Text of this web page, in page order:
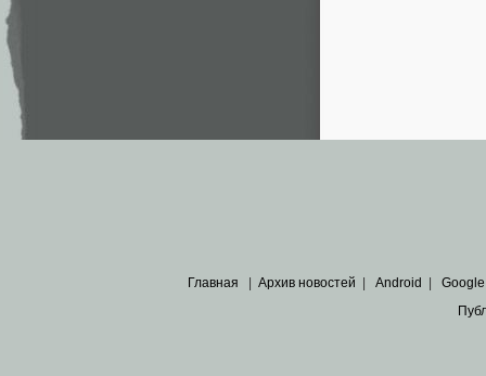
Главная Архив новостей Android Google